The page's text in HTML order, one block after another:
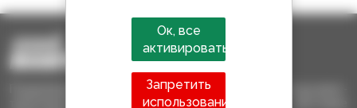
Подержанная техника Manitou - Подержанная подъемно-
транспортная техника: телескопические и мачтовые
социальных сетей.
Ок, все
активировать
Запретить
использование